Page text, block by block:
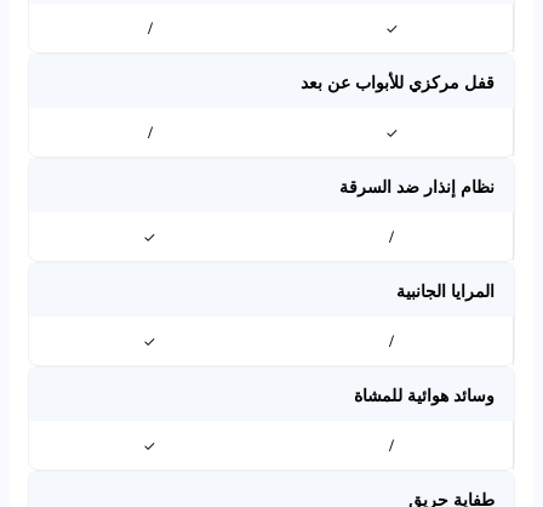
✓
/
قفل مركزي للأبواب عن بعد
✓
/
نظام إنذار ضد السرقة
/
✓
المرايا الجانبية
/
✓
وسائد هوائية للمشاة
/
✓
طفاية حريق